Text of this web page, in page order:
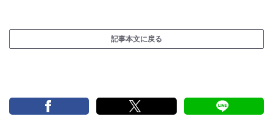
記事本文に戻る